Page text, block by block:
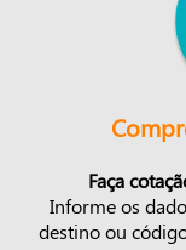
Faça
Informe os
destino ou